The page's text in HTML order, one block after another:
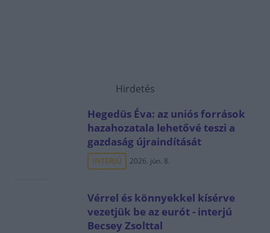
Hirdetés
Hegedüs Éva: az uniós források
hazahozatala lehetővé teszi a
gazdaság újraindítását
INTERJÚ 2026. jún. 8.
Vérrel és könnyekkel kísérve
vezetjük be az eurót - interjú
Becsey Zsolttal